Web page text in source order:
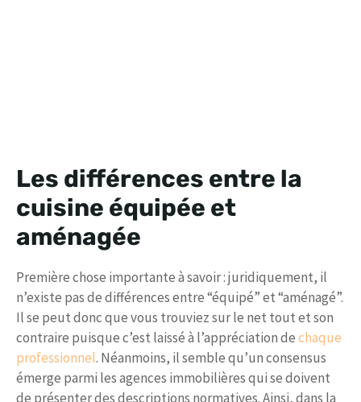
Les différences entre la
cuisine équipée et
aménagée
Première chose importante à savoir : juridiquement, il
n’existe pas de différences entre “équipé” et “aménagé”.
Il se peut donc que vous trouviez sur le net tout et son
contraire puisque c’est laissé à l’appréciation dechaque
professionnel. Néanmoins, il semble qu’un consensus
émerge parmi les agences immobilières qui se doivent
de présenter des descriptions normatives. Ainsi, dans la